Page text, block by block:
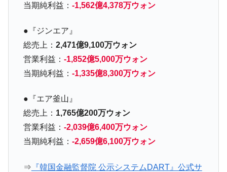
動」
『Money1』
中国だけが鉄鋼輸出を異常増加させる ⇒ 中
国の過剰生産が世界を蝕む。
『Money1』
韓国製造業「半導体絶好調」のウラで他業
『Money1』
【米韓激突案件】韓国消費者院が『クーパ
ン』1人当たり賠償10万ウォンを認定 ⇒ 総額3兆7,000億
『Money1』 韓国で猛暑。南東部では干ばつ
当期純利益： -1,562億4,378万ウォン
●『ジンエア』
総売上： 2,471億9,100万ウォン
営業利益： -1,852億5,000万ウォン
当期純利益： -1,335億8,300万ウォン
●『エア釜山』
総売上： 1,765億200万ウォン
営業利益： -2,039億6,400万ウォン
当期純利益： -2,659億6,100万ウォン
⇒ 『韓国金融監督院 公示システムDART』公式サ